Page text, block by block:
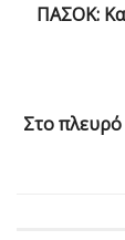
ΠΑΣΟΚ:
Στο